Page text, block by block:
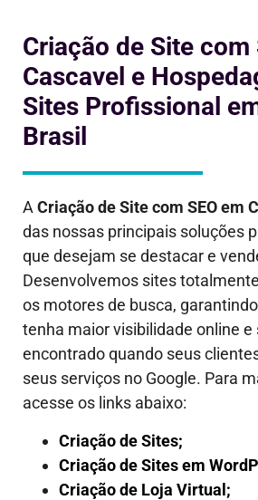
Criação de Site com
Cascavel e
Sites Profissional
Brasil
ACriação de Site com SEO em
das nossas principais soluções
que desejam se destacar e
Desenvolvemos sites
os motores de busca,
tenha maior visibilidade online
encontrado quando seus
seus serviços no Google. Para
acesse os links abaixo:
Criação de Sites;
Criação de Sites em
Criação de Loja Virtual;